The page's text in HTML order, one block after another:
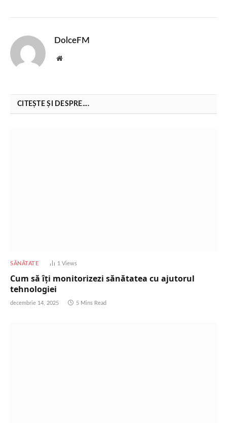
DolceFM
Website
CITEȘTE ȘI DESPRE....
SĂNĂTATE 1Views
Cum să îți monitorizezi sănătatea cu ajutorul
tehnologiei
decembrie 14, 2025 5 Mins Read